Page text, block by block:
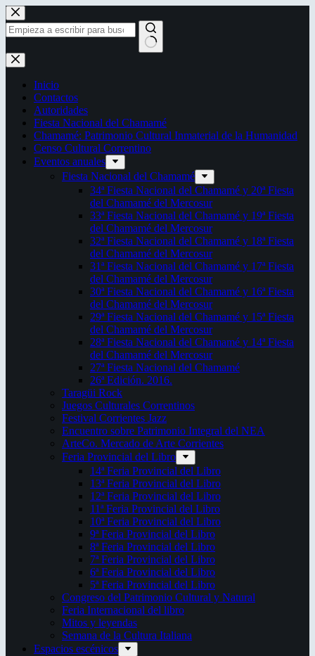
Saltar
al
contenido
Sin
resultados
Inicio
Contactos
Autoridades
Fiesta Nacional del Chamamé
Chamamé: Patrimonio Cultural Inmaterial de la Humanidad
Censo Cultural Correntino
Eventos anuales
Fiesta Nacional del Chamamé
34ª Fiesta Nacional del Chamamé y 20ª Fiesta
del Chamamé del Mercosur
33ª Fiesta Nacional del Chamamé y 19ª Fiesta
del Chamamé del Mercosur
32ª Fiesta Nacional del Chamamé y 18ª Fiesta
del Chamamé del Mercosur
31ª Fiesta Nacional del Chamamé y 17ª Fiesta
del Chamamé del Mercosur
30ª Fiesta Nacional del Chamamé y 16ª Fiesta
del Chamamé del Mercosur
29ª Fiesta Nacional del Chamamé y 15ª Fiesta
del Chamamé del Mercosur
28ª Fiesta Nacional del Chamamé y 14ª Fiesta
del Chamamé del Mercosur
27ª Fiesta Nacional del Chamamé
26ª Edición. 2016.
Taragüi Rock
Juegos Culturales Correntinos
Festival Corrientes Jazz
Encuentro sobre Patrimonio Integral del NEA
ArteCo. Mercado de Arte Corrientes
Feria Provincial del Libro
14ª Feria Provincial del Libro
13ª Feria Provincial del Libro
12ª Feria Provincial del Libro
11ª Feria Provincial del Libro
10ª Feria Provincial del Libro
9ª Feria Provincial del Libro
8ª Feria Provincial del Libro
7ª Feria Provincial del Libro
6ª Feria Provincial del Libro
5ª Feria Provincial del Libro
Congreso del Patrimonio Cultural y Natural
Feria Internacional del libro
Mitos y leyendas
Semana de la Cultura Italiana
Espacios escénicos